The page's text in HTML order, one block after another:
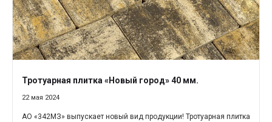
Тротуарная плитка «Новый город» 40 мм.
22 мая 2024
АО «342МЗ» выпускает новый вид продукции! Тротуарная плитка